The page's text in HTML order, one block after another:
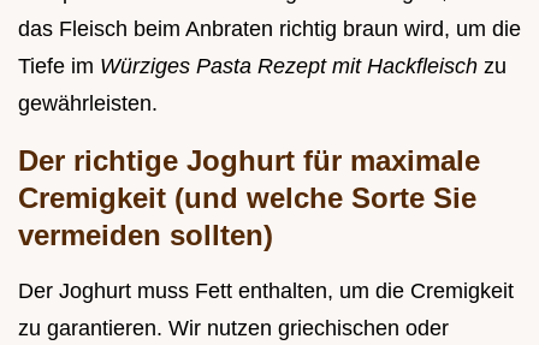
das Fleisch beim Anbraten richtig braun wird, um die
Tiefe im Würziges Pasta Rezept mit Hackfleisch zu
gewährleisten.
Der richtige Joghurt für maximale
Cremigkeit (und welche Sorte Sie
vermeiden sollten)
Der Joghurt muss Fett enthalten, um die Cremigkeit
zu garantieren. Wir nutzen griechischen oder